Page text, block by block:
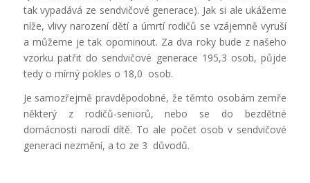
tak vypadává ze sendvičové generace). Jak si ale ukážeme
níže, vlivy narození dětí a úmrtí rodičů se vzájemně vyruší
a můžeme je tak opominout. Za dva roky bude z našeho
vzorku patřit do sendvičové generace 195,3 osob, půjde
tedy o mírný pokles o 18,0 osob.
Je samozřejmě pravděpodobné, že těmto osobám zemře
některý z rodičů-seniorů, nebo se do bezdětné
domácnosti narodí dítě. To ale počet osob v sendvičové
generaci nezmění, a to ze 3 důvodů.